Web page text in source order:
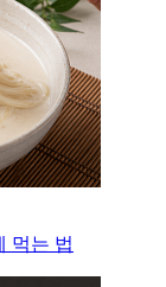
먹는 법